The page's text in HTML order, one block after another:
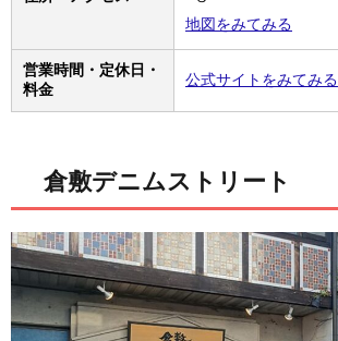
地図をみてみる
営業時間・定休日・
料金
公式サイトをみてみる
倉敷デニムストリート